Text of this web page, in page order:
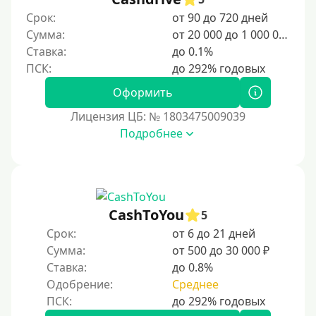
400 руб
500 руб
1000 руб
1500 руб
2000 руб
7000 руб
8000 руб
9000 руб
10000 руб
Срок:
от 90 до 720 дней
Сумма:
от 20 000 до 1 000 000 ₽
Ставка:
до 0.1%
Оформить
Лицензия ЦБ: № 1803475009039
Подробнее
CashToYou
5
Срок:
от 6 до 21 дней
Сумма:
от 500 до 30 000 ₽
Ставка:
до 0.8%
Одобрение:
Среднее